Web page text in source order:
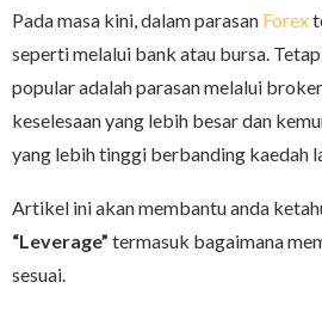
Pada masa kini, dalam parasan Forex
seperti melalui bank atau bursa.
popular adalah parasan melalui
keselesaan yang lebih besar dan
yang lebih tinggi berbanding kaedah
Artikel ini akan membantu anda
“Leverage” termasuk bagaimana
sesuai.